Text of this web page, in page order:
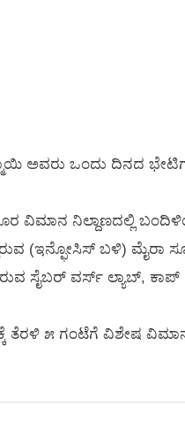
ಅವರು ಒಂದು ದಿನದ
ವಿಮಾನ ನಿಲ್ದಾಣದಲ್ಲಿ
(ಇನ್ಫೋಸಿಸ್ ಬಳಿ) ಮೈರಾ
ವರ್ಸ್ ಲ್ಯಾಬ್, ಕಾಪ್
ತೆರಳಿ ೫ ಗಂಟೆಗೆ ವಿಶೇಷ